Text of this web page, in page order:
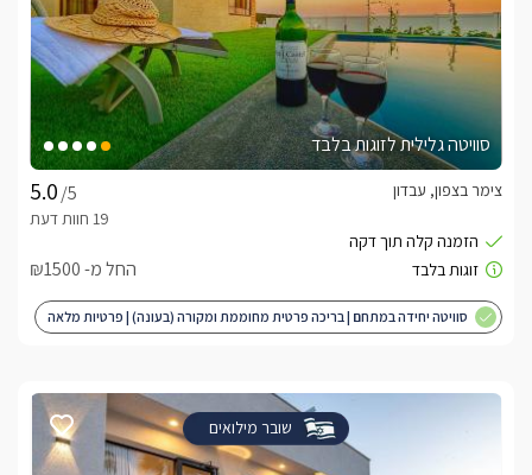
סוויטה גלילית לזוגות בלבד
/5
צימר בצפון, עבדון
החל מ- ₪1500
סוויטה יחידה במתחם | בריכה פרטית מחוממת ומקורה (בעונה) | פרטיות מלאה
שובר מילואים